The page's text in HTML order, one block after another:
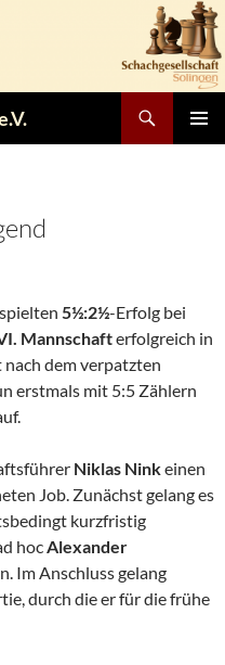
5½:2½-Erfolg bei
Mannschafterfolgreich in
dem verpatzten
erstmals mit 5:5 Zählern
Niklas Ninkeinen
Job. Zunächst gelang es
kurzfristig
hocAlexander
Im Anschluss gelang
durch die er für die frühe